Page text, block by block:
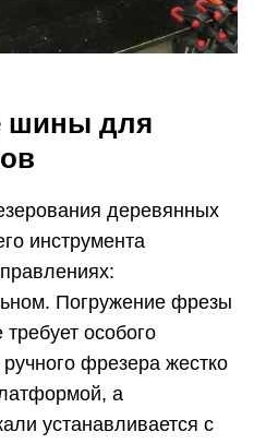
шины для
деревянных
инструмента
Погружение фрезы
особого
фрезера жестко
а
устанавливается с